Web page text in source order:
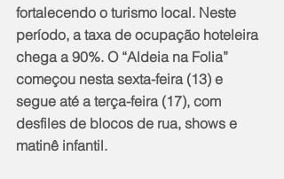
fortalecendo o turismo local. Neste
período, a taxa de ocupação hoteleira
chega a 90%. O “Aldeia na Folia”
começou nesta sexta-feira (13) e
segue até a terça-feira (17), com
desfiles de blocos de rua, shows e
matinê infantil.